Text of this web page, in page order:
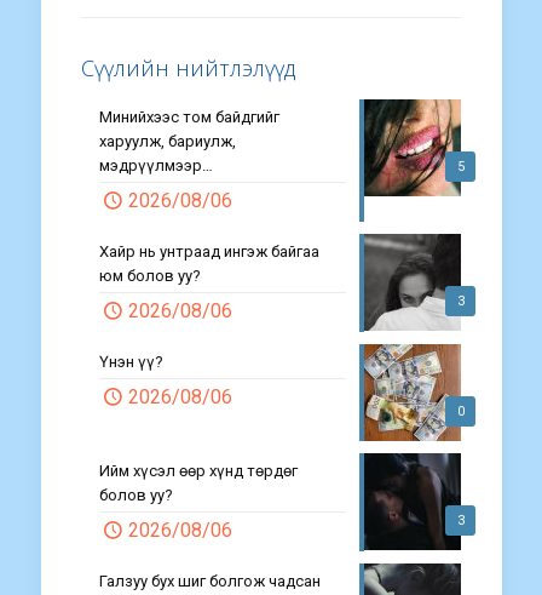
Сүүлийн нийтлэлүүд
5
Минийхээс том байдгийг
харуулж, бариулж,
мэдрүүлмээр…
2026/08/06
3
Хайр нь унтраад ингэж байгаа
юм болов уу?
2026/08/06
0
Үнэн үү?
2026/08/06
3
Ийм хүсэл өөр хүнд төрдөг
болов уу?
2026/08/06
Галзуу бух шиг болгож чадсан